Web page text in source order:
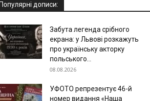
дописи:
Забута легенда срібного
екрана: у Львові розкажуть
про українську акторку
польського...
08.08.2026
УФОТО репрезентує 46-й
номер видання «Наша